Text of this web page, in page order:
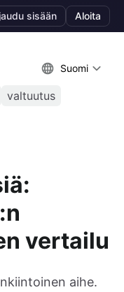
sisään Aloita
Suomi
valtuutus
vertailu
aihe.